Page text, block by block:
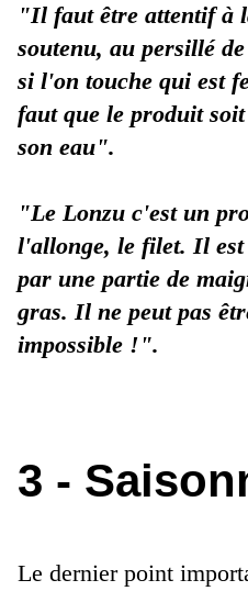
"Il faut être attentif à
soutenu, au persillé
si l'on touche qui est
faut que le produit
son eau".
"Le Lonzu c'est un
l'allonge, le filet. Il est
par une partie de
gras. Il ne peut pas
impossible !".
3 -
Le dernier point